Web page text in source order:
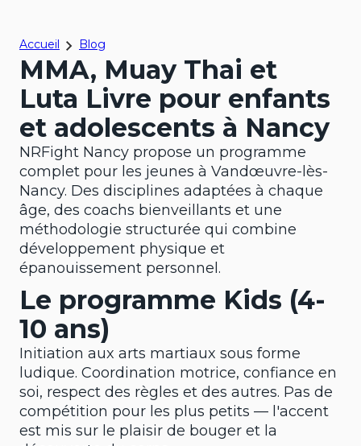
Accueil Blog
MMA, Muay Thai et
Luta Livre pour enfants
et adolescents à Nancy
NRFight Nancy propose un programme
complet pour les jeunes à Vandœuvre-lès-
Nancy. Des disciplines adaptées à chaque
âge, des coachs bienveillants et une
méthodologie structurée qui combine
développement physique et
épanouissement personnel.
Le programme Kids (4-
10 ans)
Initiation aux arts martiaux sous forme
ludique. Coordination motrice, confiance en
soi, respect des règles et des autres. Pas de
compétition pour les plus petits — l'accent
est mis sur le plaisir de bouger et la